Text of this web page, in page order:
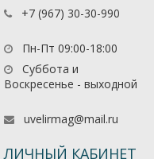
+7 (967) 30-30-990
Пн-Пт 09:00-18:00
Суббота и
Воскресенье - выходной
uvelirmag@mail.ru
ЛИЧНЫЙ КАБИНЕТ